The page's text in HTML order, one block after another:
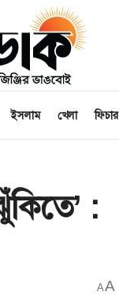
ইসলাম খেলা ফিচার
:
AA